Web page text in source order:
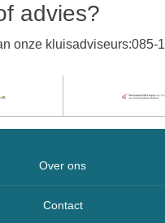
advies?
onze kluisadviseurs:085-
Over ons
Contact